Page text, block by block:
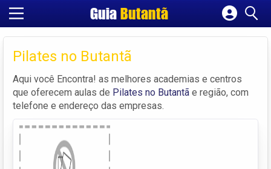
GuiaButantã
Cadastrar empresa
Fazer login
Criar conta
Pilates no Butantã
Aqui você Encontra! as melhores academias e centros
que oferecem aulas de Pilates no Butantã e região, com
telefone e endereço das empresas.